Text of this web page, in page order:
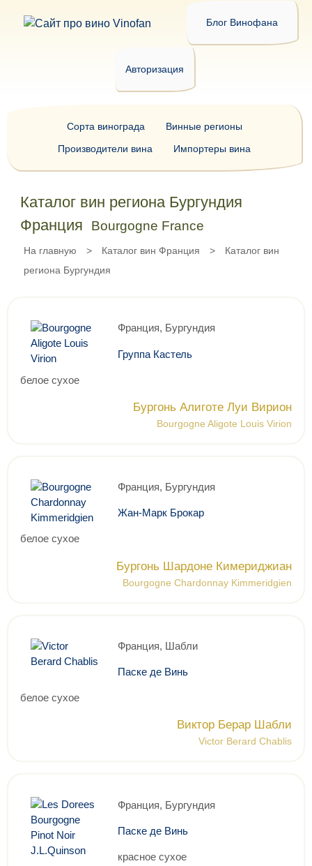
Блог Винофана
Авторизация
Каталог вин региона Бургундия
Франция
Bourgogne France
На главную > Каталог вин Франция >
Каталог вин
региона Бургундия
Франция, Бургундия
Группа Кастель
белое сухое
Бургонь Алиготе Луи Вирион
Bourgogne Aligote Louis Virion
Франция, Бургундия
Жан-Марк Брокар
белое сухое
Бургонь Шардоне Кимериджиан
Bourgogne Chardonnay Kimmeridgien
Франция, Шабли
Паске де Винь
белое сухое
Виктор Берар Шабли
Victor Berard Chablis
Франция, Бургундия
Паске де Винь
красное сухое
Сорта винограда
Винные регионы
Производители вина
Импортеры вина